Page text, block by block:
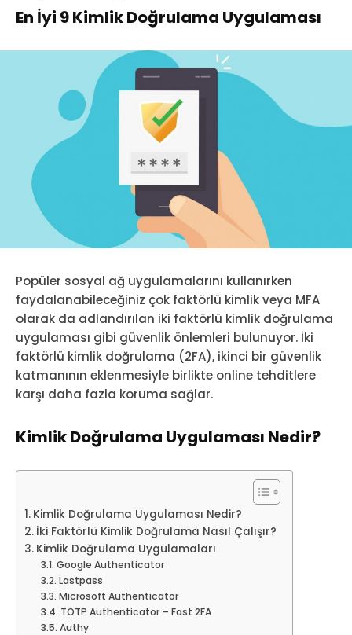
En İyi 9 Kimlik Doğrulama Uygulaması
Popüler sosyal ağ uygulamalarını kullanırken
faydalanabileceğiniz çok faktörlü kimlik veya MFA
olarak da adlandırılan iki faktörlü kimlik doğrulama
uygulaması gibi güvenlik önlemleri bulunuyor. İki
faktörlü kimlik doğrulama (2FA), ikinci bir güvenlik
katmanının eklenmesiyle birlikte online tehditlere
karşı daha fazla koruma sağlar.
Kimlik Doğrulama Uygulaması Nedir?
Kimlik Doğrulama Uygulaması Nedir?
İki Faktörlü Kimlik Doğrulama Nasıl Çalışır?
Kimlik Doğrulama Uygulamaları
Google Authenticator
Lastpass
Microsoft Authenticator
TOTP Authenticator – Fast 2FA
Authy